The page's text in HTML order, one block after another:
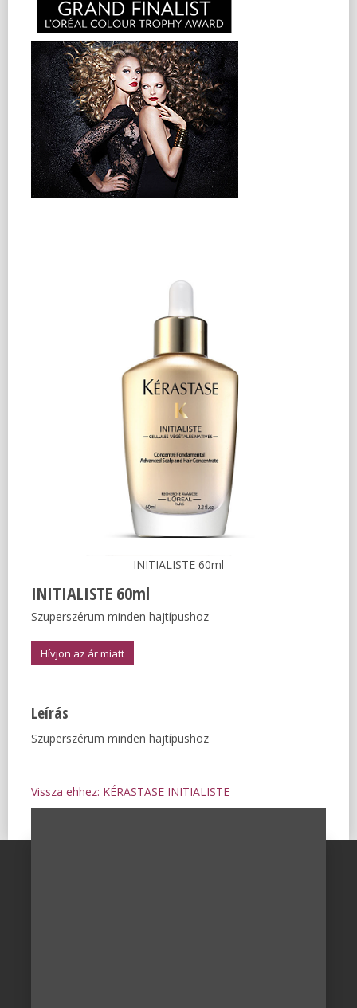
INITIALISTE 60ml
INITIALISTE 60ml
Szuperszérum minden hajtípushoz
Hívjon az ár miatt
Leírás
Szuperszérum minden hajtípushoz
Vissza ehhez: KÉRASTASE INITIALISTE